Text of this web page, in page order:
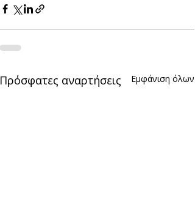
Πρόσφατες αναρτήσεις Εμφάνιση όλων